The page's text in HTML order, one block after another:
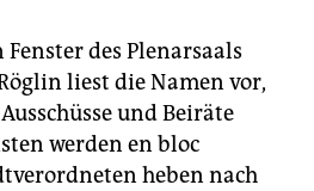
des Plenarsaals
liest die Namen vor,
und Beiräte
werden en bloc
heben nach